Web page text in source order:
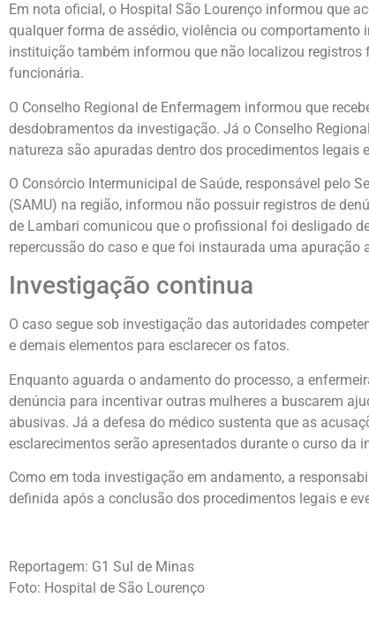
Em nota oficial, o Hospital São Lourenço informou que
qualquer forma de assédio, violência ou
instituição também informou que não localizou
funcionária.
O Conselho Regional de Enfermagem informou que
desdobramentos da investigação. Já o Conselho
natureza são apuradas dentro dos procedimentos legais
O Consórcio Intermunicipal de Saúde, responsável pelo
(SAMU) na região, informou não possuir registros de
de Lambari comunicou que o profissional foi desligado
repercussão do caso e que foi instaurada uma apuração
Investigação continua
O caso segue sob investigação das autoridades
e demais elementos para esclarecer os fatos.
Enquanto aguarda o andamento do processo, a
denúncia para incentivar outras mulheres a buscarem
abusivas. Já a defesa do médico sustenta que as
esclarecimentos serão apresentados durante o curso da
Como em toda investigação em andamento, a
definida após a conclusão dos procedimentos legais e
Reportagem: G1 Sul de Minas
Foto: Hospital de São Lourenço